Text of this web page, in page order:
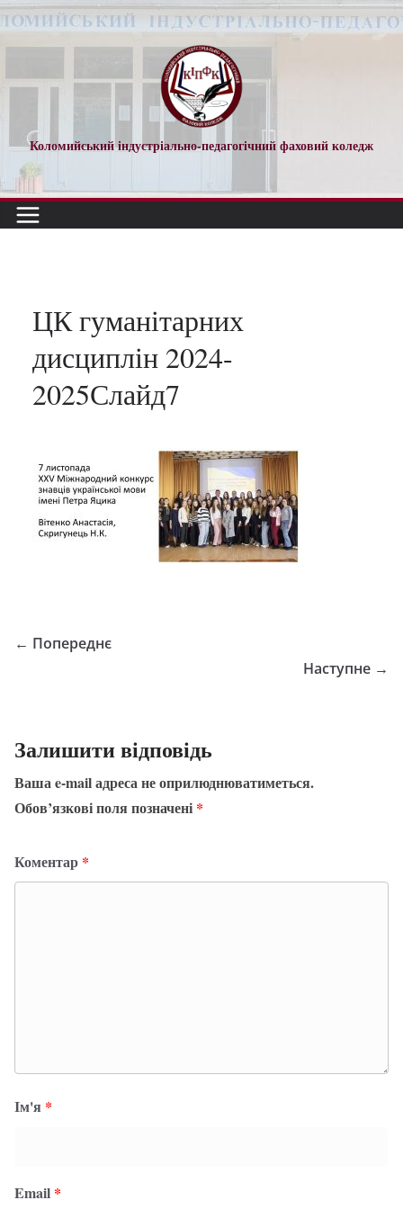
Перейти
до
Коломийський індустріально-педагогічний фаховий коледж
ЦК гуманітарних
дисциплін 2024-
2025Слайд7
← Попереднє
Наступне →
Залишити відповідь
Ваша e-mail адреса не оприлюднюватиметься.
Обов’язкові поля позначені *
Коментар *
Ім'я *
Email *